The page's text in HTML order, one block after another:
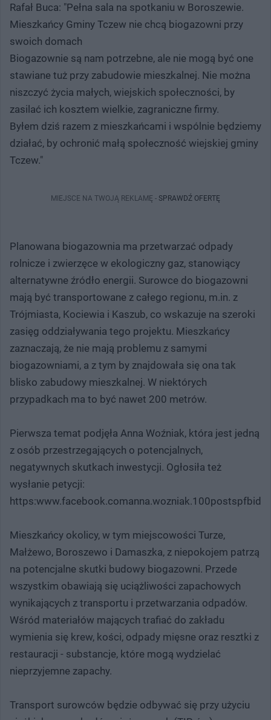
Rafał Buca: "Pełna sala na spotkaniu w Boroszewie.
Mieszkańcy Gminy Tczew nie chcą biogazowni przy
swoich domach
Biogazownie są nam potrzebne, ale nie mogą być one
stawiane tuż przy zabudowie mieszkalnej. Nie można
niszczyć życia małych, wiejskich społeczności, by
zasilać ich kosztem wielkie, zagraniczne firmy.
Byłem dziś razem z mieszkańcami i wspólnie będziemy
działać, by ochronić małą społeczność wiejskiej gminy
Tczew."
MIEJSCE NA TWOJĄ REKLAMĘ - SPRAWDŹ OFERTĘ
Planowana biogazownia ma przetwarzać odpady
rolnicze i zwierzęce w ekologiczny gaz, stanowiący
alternatywne źródło energii. Surowce do biogazowni
mają być transportowane z całego regionu, m.in. z
Trójmiasta, Kociewia i Kaszub, co wskazuje na szeroki
zasięg oddziaływania tego projektu. Mieszkańcy
zaznaczają, że nie mają problemu z samymi
biogazowniami, a z tym by znajdowała się ona tak
blisko zabudowy mieszkalnej. W niektórych
przypadkach ma to być nawet 200 metrów.
Pierwsza temat podjęła Anna Woźniak, która jest jedną
z osób przestrzegających o potencjalnych,
negatywnych skutkach inwestycji. Ogłosiła też
wysłanie petycji:
Mieszkańcy okolicy, w tym miejscowości Turze,
Małżewo, Boroszewo i Damaszka, z niepokojem patrzą
na potencjalne skutki budowy biogazowni. Przede
wszystkim obawiają się uciążliwości zapachowych
wynikających z transportu i przetwarzania odpadów.
Wśród materiałów mających trafiać do zakładu
wymienia się krew, kości, odpady mięsne oraz resztki z
restauracji - substancje, które mogą wydzielać
nieprzyjemne zapachy.
Transport surowców będzie odbywać się przy użyciu